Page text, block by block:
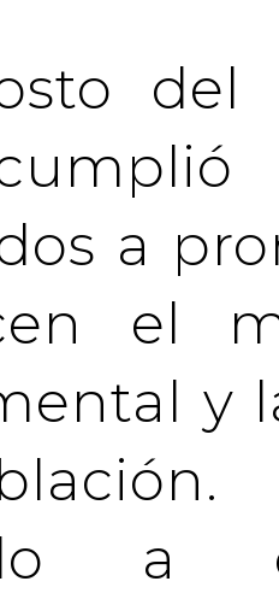
del
a
el
y
a